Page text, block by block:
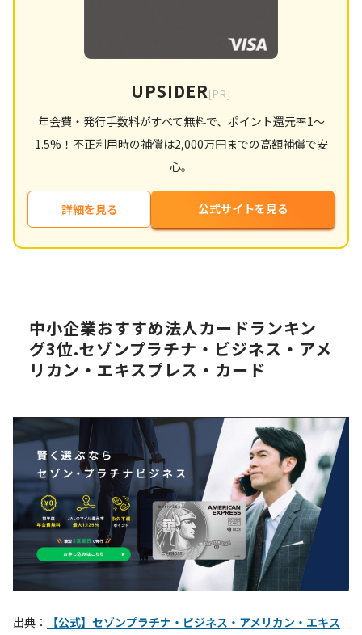
UPSIDER[PR]
年会費・発行手数料がすべて無料で、ポイント還元率1〜
1.5%！不正利用時の補償は2,000万円までの高額補償で安
心。
詳細を見る 公式サイトを見る
中小企業おすすめ法人カードランキン
グ3位.セゾンプラチナ・ビジネス・アメ
リカン・エキスプレス・カード
出典：
【公式】セゾンプラチナ・ビジネス・アメリカン・エキス